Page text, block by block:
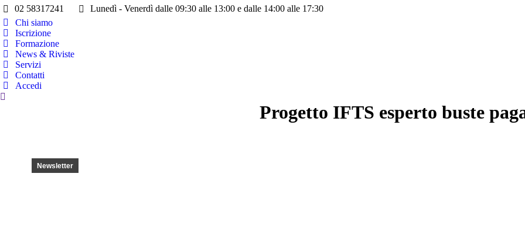
02 58317241 Lunedì - Venerdì dalle 09:30 alle 13:00 e dalle 14:00 alle 17:30
Chi siamo
Iscrizione
Formazione
News & Riviste
Servizi
Contatti
Accedi
Cerca:
Progetto IFTS esperto buste
Newsletter